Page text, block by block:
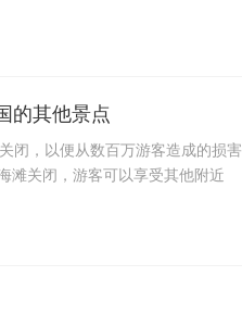
的其他景点
闭，以便从数百万游客造成的损害
滩关闭，游客可以享受其他附近